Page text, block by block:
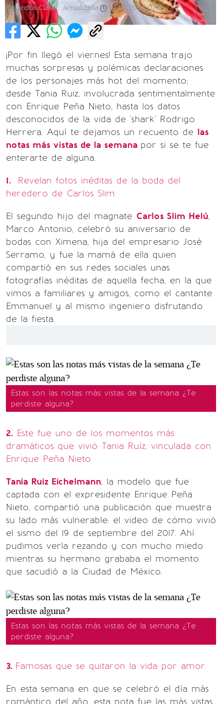
Redacción Clase | Actualizada 14/05/2023 02:11
¡Por fin llegó el viernes! Esta semana trajo
muchas sorpresas y polémicas declaraciones
de los personajes más hot del momento;
desde Tania Ruiz, involucrada sentimentalmente
con Enrique Peña Nieto, hasta los datos
desconocidos de la vida de 'shark' Rodrigo
Herrera. Aquí te dejamos un recuento de las
notas más vistas de la semana por si se te fue
enterarte de alguna.
1.
Revelan fotos inéditas de la boda del
heredero de Carlos Slim
El segundo hijo del magnate Carlos Slim Helú,
Marco Antonio, celebró su aniversario de
bodas con Ximena, hija del empresario José
Serramo, y fue la mamá de ella quien
compartió en sus redes sociales unas
fotografías inéditas de aquella fecha, en la que
vimos a familiares y amigos, como el cantante
Emmanuel y al mismo ingeniero disfrutando
de la fiesta.
Estas son las notas más vistas de la semana ¿Te
perdiste alguna?
2. Este fue uno de los momentos más
dramáticos que vivió Tania Ruíz, vinculada con
Enrique Peña Nieto
Tania Ruiz Eichelmann, la modelo que fue
captada con el expresidente Enrique Peña
Nieto, compartió una publicación que muestra
su lado más vulnerable: el video de cómo vivió
el sismo del 19 de septiembre del 2017. Ahí
pudimos verla rezando y con mucho miedo
mientras su hermano grababa el momento
que sacudió a la Ciudad de México.
Estas son las notas más vistas de la semana ¿Te
perdiste alguna?
3. Famosas que se quitaron la vida por amor
En esta semana en que se celebró el día más
romántico del año, esta nota fue las más vistas.